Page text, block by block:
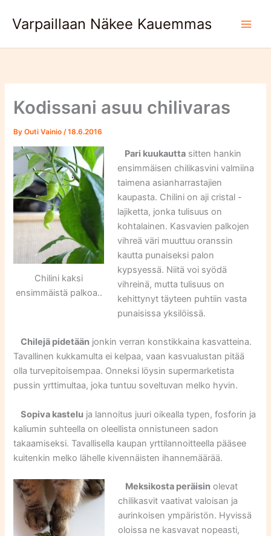
Varpaillaan Näkee Kauemmas
Kodissani asuu chilivaras
ByOuti Vainio/18.6.2016
Chilini kaksi
ensimmäistä palkoa..
Pari kuukautta sitten hankin
ensimmäisen chilikasvini valmiina
taimena asianharrastajien
kaupasta. Chilini on aji cristal -
lajiketta, jonka tulisuus on
kohtalainen. Kasvavien palkojen
vihreä väri muuttuu oranssin
kautta punaiseksi palon
kypsyessä. Niitä voi syödä
vihreinä, mutta tulisuus on
kehittynyt täyteen puhtiin vasta
punaisissa yksilöissä.
Chilejä pidetään jonkin verran konstikkaina kasvatteina.
Tavallinen kukkamulta ei kelpaa, vaan kasvualustan pitää
olla turvepitoisempaa. Onneksi löysin supermarketista
pussin yrttimultaa, joka tuntuu soveltuvan melko hyvin.
Sopiva kastelu ja lannoitus juuri oikealla typen, fosforin ja
kaliumin suhteella on oleellista onnistuneen sadon
takaamiseksi. Tavallisella kaupan yrttilannoitteella pääsee
kuitenkin melko lähelle kivennäisten ihannemäärää.
Meksikosta peräisin olevat
chilikasvit vaativat valoisan ja
aurinkoisen ympäristön. Hyvissä
oloissa ne kasvavat nopeasti,